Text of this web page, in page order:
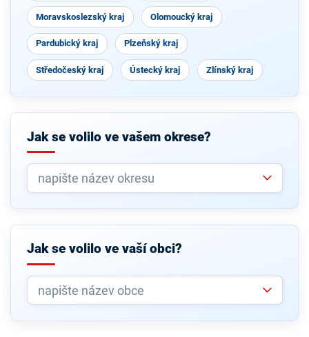
Moravskoslezský kraj Olomoucký kraj
Pardubický kraj Plzeňský kraj
Středočeský kraj Ústecký kraj Zlínský kraj
Jak se volilo ve vašem okrese?
Jak se volilo ve vaší obci?